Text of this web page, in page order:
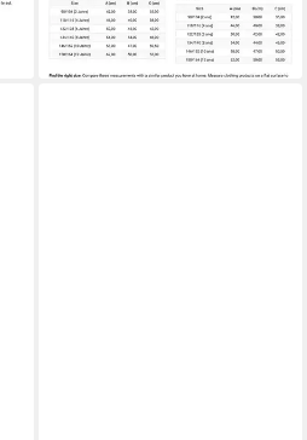
lieferbar - in 5-6 Werktagen bei dir